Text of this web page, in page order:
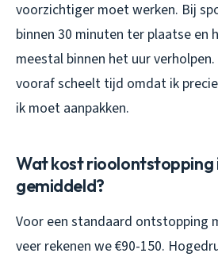
voorzichtiger moet werken. Bij
binnen 30 minuten ter plaatse en
meestal binnen het uur
vooraf scheelt tijd omdat ik
ik moet aanpakken.
Wat kost rioolontstopping
gemiddeld?
Voor een standaard ontstopping
veer rekenen we €90-150.